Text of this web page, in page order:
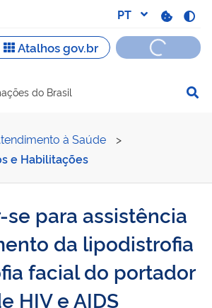
de navegação
do Brasil
para
à Saúde
>
e Habilitações
para assistência
da lipodistrofia
facial do portador
HIV e AIDS